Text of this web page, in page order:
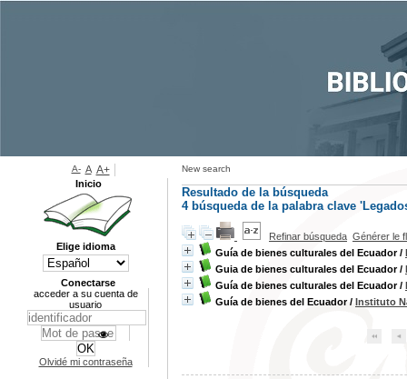
New search
Resultado de la búsqueda
4búsqueda de la palabra clave
Refinar búsqueda Générer le
Guía de bienes culturales del Ecuador/
Guia de bienes culturales del Ecuador/
Guía de bienes culturales del Ecuador/
Guía de bienes del Ecuador/ Instituto
A- A A+
Inicio
Elige idioma
Conectarse
acceder a su cuenta de
usuario
Olvidé mi contraseña